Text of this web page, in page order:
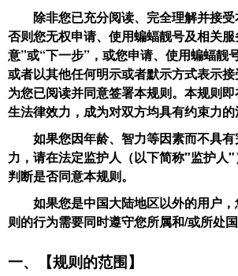
除非您已充分阅读、完全理解并接受
否则您无权申请、使用蝙蝠靓号及相关
意”或“下一步”，或您申请、使用蝙蝠靓
或者以其他任何明示或者默示方式表示
为您已阅读并同意签署本规则。本规则
生法律效力，成为对双方均具有约束力的
如果您因年龄、智力等因素而不具
力，请在法定监护人（以下简称"监护人
判断是否同意本规则。
如果您是中国大陆地区以外的用户
则的行为需要同时遵守您所属和/或所处
一、【规则的范围】